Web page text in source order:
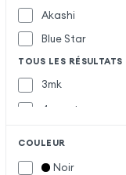
Akashi
Blue Star
TOUS LES RÉSULTATS
3mk
4smarts
COULEUR
Noir